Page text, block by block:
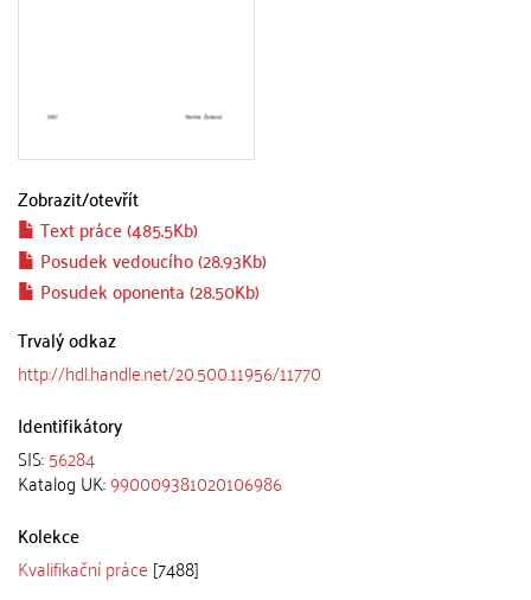
Zobrazit/otevřít
Text práce (485.5Kb)
Posudek vedoucího (28.93Kb)
Posudek oponenta (28.50Kb)
Trvalý odkaz
http://hdl.handle.net/20.500.11956/11770
Identifikátory
SIS:56284
Katalog UK:990009381020106986
Kolekce
Kvalifikační práce [7488]